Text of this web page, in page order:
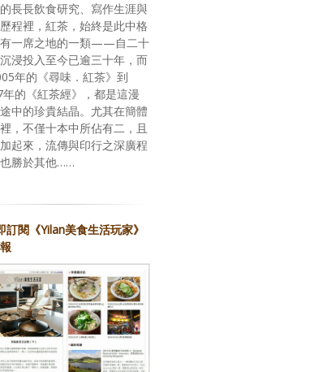
？關於，《台灣米其林指南 2026》
長長飲食研究、寫作生涯與
程裡，紅茶，始終是此中格
一席之地的一類——自二十
浸投入至今已逾三十年，而
年的《尋味．紅茶》到
年的《紅茶經》，都是這漫
中的珍貴結晶。尤其在簡體
，不僅十本中所佔有二，且
起來，流傳與印行之深廣程
勝於其他……
訂閱《Yilan美食生活玩家》